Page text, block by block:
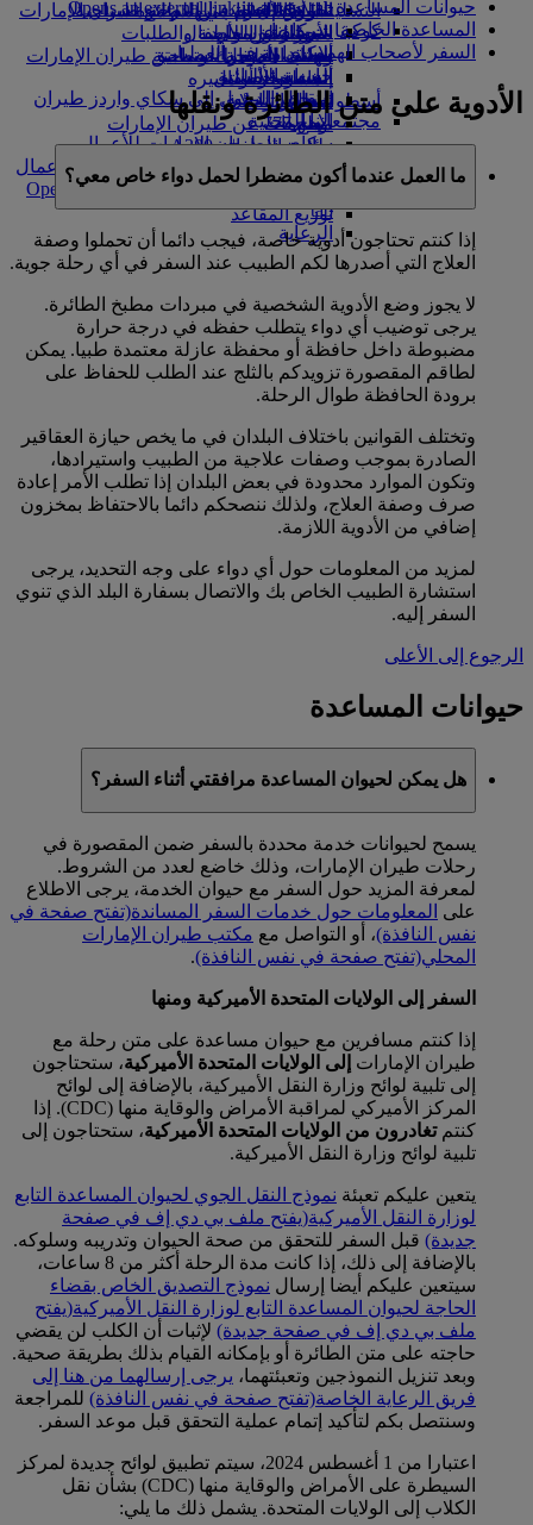
تناول الطعام في الدرجة السياحية
الممتازة
وجبات الدرجة السياحية
المشروبات
أسطول طائراتنا
بوينج 777
طائرة الإمارات A380
A350 طائرة الإمارات
الإمارات للطيران الخاص
توزيع المقاعد
السوق الحرة
متجرنا الرسمي
التسلية للأطفال
الترفيه عن الأطفال
ألعاب الأطفال
أنشطة للأطفال
in a new tab
كوكبنا
الاستدامة في العمليات
السياسة البيئية
التقارير البيئية
مجتمعاتنا المحلية
مؤسسة طيران الإمارات للأعمال
مؤسسة طيران الإمارات للأعمال
الإنسانية Opens an external link in a new
tab
الرعاية
Opens an external link in a new tab
شركاؤنا
سكاي واردز رايل
حاسبة الأميال
تسجيل الدخول إلى سكاي واردز طيران
الإمارات
سكاي واردز+
السفر لأصحاب الهمم مع طيران الإمارات
المساعدة الخاصة والطلبات
تجربتكم على متن الطائرة
الأدوات والموارد
الهاتف المتحرك وتطبيق طيران الإمارات
إلغاء حجز أو تغييره
تعطل الرحلات
معلومات عن طيران الإمارات
حيوانات المساعدة
المساعدة الخاصة
السفر لأصحاب الهمم
الأدوية على متن الطائرة ونقلها
ما العمل عندما أكون مضطرا لحمل دواء خاص معي؟
إذا كنتم تحتاجون أدوية خاصة، فيجب دائما أن تحملوا وصفة
العلاج التي أصدرها لكم الطبيب عند السفر في أي رحلة جوية.
لا يجوز وضع الأدوية الشخصية في مبردات مطبخ الطائرة.
يرجى توضيب أي دواء يتطلب حفظه في درجة حرارة
مضبوطة داخل حافظة أو محفظة عازلة معتمدة طبيا. يمكن
لطاقم المقصورة تزويدكم بالثلج عند الطلب للحفاظ على
برودة الحافظة طوال الرحلة.
وتختلف القوانين باختلاف البلدان في ما يخص حيازة العقاقير
الصادرة بموجب وصفات علاجية من الطبيب واستيرادها،
وتكون الموارد محدودة في بعض البلدان إذا تطلب الأمر إعادة
صرف وصفة العلاج، ولذلك ننصحكم دائما بالاحتفاظ بمخزون
إضافي من الأدوية اللازمة.
لمزيد من المعلومات حول أي دواء على وجه التحديد، يرجى
استشارة الطبيب الخاص بك والاتصال بسفارة البلد الذي تنوي
السفر إليه.
الرجوع إلى الأعلى
حيوانات المساعدة
هل يمكن لحيوان المساعدة مرافقتي أثناء السفر؟
يسمح لحيوانات خدمة محددة بالسفر ضمن المقصورة في
رحلات طيران الإمارات، وذلك خاضع لعدد من الشروط.
لمعرفة المزيد حول السفر مع حيوان الخدمة، يرجى الاطلاع
على المعلومات حول خدمات السفر المساندة(تفتح صفحة في
نفس النافذة)، أو التواصل مع مكتب طيران الإمارات
المحلي(تفتح صفحة في نفس النافذة).
السفر إلى الولايات المتحدة الأميركية ومنها
إذا كنتم مسافرين مع حيوان مساعدة على متن رحلة مع
طيران الإمارات إلى الولايات المتحدة الأميركية، ستحتاجون
إلى تلبية لوائح وزارة النقل الأميركية، بالإضافة إلى لوائح
المركز الأميركي لمراقبة الأمراض والوقاية منها (CDC). إذا
كنتمتغادرون من الولايات المتحدة الأميركية، ستحتاجون إلى
تلبية لوائح وزارة النقل الأميركية.
يتعين عليكم تعبئة نموذج النقل الجوي لحيوان المساعدة التابع
لوزارة النقل الأميركية(يفتح ملف بي دي إف في صفحة
جديدة) قبل السفر للتحقق من صحة الحيوان وتدريبه وسلوكه.
بالإضافة إلى ذلك، إذا كانت مدة الرحلة أكثر من 8 ساعات،
سيتعين عليكم أيضا إرسال نموذج التصديق الخاص بقضاء
الحاجة لحيوان المساعدة التابع لوزارة النقل الأميركية(يفتح
ملف بي دي إف في صفحة جديدة) لإثبات أن الكلب لن يقضي
حاجته على متن الطائرة أو بإمكانه القيام بذلك بطريقة صحية.
وبعد تنزيل النموذجين وتعبئتهما، يرجى إرسالهما من هنا إلى
فريق الرعاية الخاصة(تفتح صفحة في نفس النافذة) للمراجعة
وسنتصل بكم لتأكيد إتمام عملية التحقق قبل موعد السفر.
اعتبارا من 1 أغسطس 2024، سيتم تطبيق لوائح جديدة لمركز
السيطرة على الأمراض والوقاية منها (CDC) بشأن نقل
الكلاب إلى الولايات المتحدة. يشمل ذلك ما يلي: